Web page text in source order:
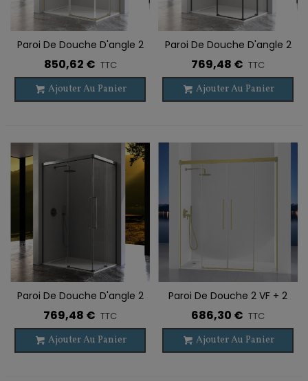
Paroi De Douche D'angle 2
VF + 2 PC PAVÍA OR BROSSÉ
850,62 € TTC
Ajouter Au Panier
Paroi De Douche D'angle 2
VF + 2 PC PAVÍA NOIR
769,48 € TTC
Ajouter Au Panier
Paroi De Douche D'angle 2
VF + 2 PC PAVÍA
769,48 € TTC
Ajouter Au Panier
Paroi De Douche 2 VF + 2
PC PAVÍA OR BROSSÉ
686,30 € TTC
Ajouter Au Panier